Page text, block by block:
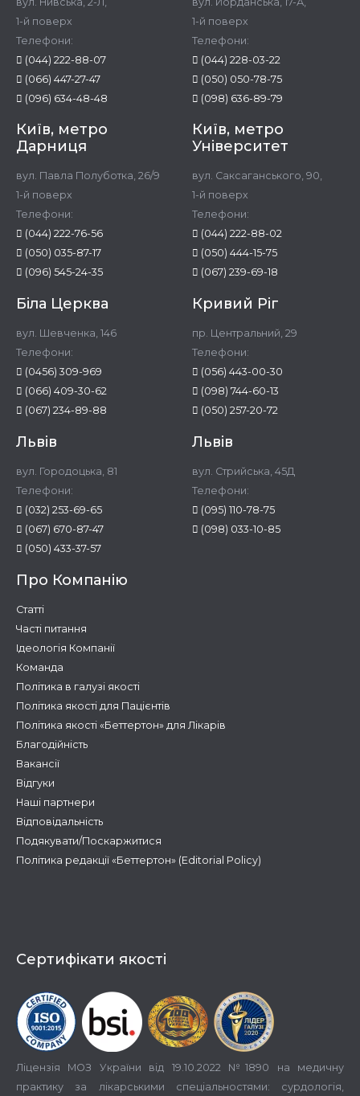
1-й поверх
Телефони:
(044) 222-88-07
(066) 447-27-47
(096) 634-48-48
1-й поверх
Телефони:
(044) 228-03-22
(050) 050-78-75
(098) 636-89-79
Київ, метро
Дарниця
вул. Павла Полуботка, 26/9
1-й поверх
Телефони:
(044) 222-76-56
(050) 035-87-17
(096) 545-24-35
Київ, метро
Університет
вул. Саксаганського, 90,
1-й поверх
Телефони:
(044) 222-88-02
(050) 444-15-75
(067) 239-69-18
Біла Церква
вул. Шевченка, 146
Телефони:
(0456) 309-969
(066) 409-30-62
(067) 234-89-88
Кривий Ріг
пр. Центральний, 29
Телефони:
(056) 443-00-30
(098) 744-60-13
(050) 257-20-72
Львів
вул. Городоцька, 81
Телефони:
(032) 253-69-65
(067) 670-87-47
(050) 433-37-57
Львів
вул. Стрийська, 45Д
Телефони:
(095) 110-78-75
(098) 033-10-85
Про Компанію
Статті
Часті питання
Ідеологія Компанії
Команда
Політика в галузі якості
Політика якості для Пацієнтів
Політика якості «Беттертон» для Лікарів
Благодійність
Вакансії
Відгуки
Наші партнери
Відповідальність
Подякувати/Поскаржитися
Політика редакції «Беттертон» (Editorial Policy)
Сертифікати якості
Ліцензія МОЗ України від 19.10.2022 №1890 на медичну
практику за лікарськими спеціальностями: сурдологія,